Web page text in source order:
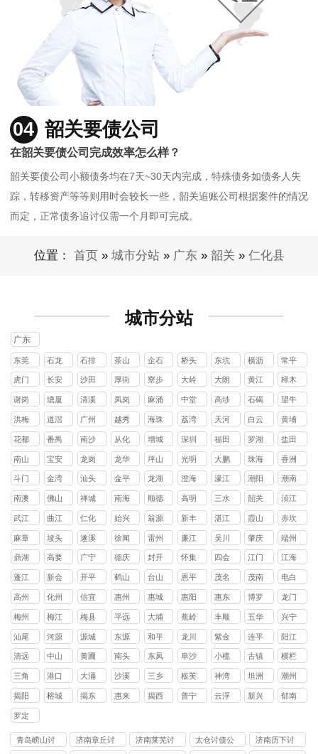
04 韶关要债公司
在韶关要债公司完成效率怎么样？
韶关要债公司小额债务均在7天~30天内完成，特殊债务如债务人失
踪，转移资产等等则用时会较长一些，韶关追账公司根据案件的情况
而定，正常债务追讨仅需一个月即可完成。
位置： 首页 » 城市分站» 广东» 韶关 » 仁化县
城市分站
广东
东莞
石龙
镇
石排
镇
茶山
镇
企石
镇
桥头
镇
东坑
镇
横沥
镇
常平
镇
虎门
镇
长安
镇
沙田
镇
厚街
镇
寮步
镇
大岭
山镇
大朗
镇
黄江
镇
樟木
头镇
谢岗
镇
塘厦
镇
清溪
镇
凤岗
镇
麻涌
镇
中堂
镇
高埗
镇
石碣
镇
望牛
墩镇
洪梅
镇
道滘
镇
广州
越秀
区
海珠
区
荔湾
区
天河
区
白云
区
黄埔
区
花都
区
番禺
区
南沙
区
从化
区
增城
区
深圳
福田
区
罗湖
区
盐田
区
南山
区
宝安
区
龙岗
区
龙华
区
坪山
区
光明
区
大鹏
新区
珠海
香洲
区
斗门
区
金湾
区
汕头
金平
区
龙湖
区
澄海
区
濠江
区
潮阳
区
潮南
区
南澳
县
佛山
禅城
区
南海
区
顺德
区
高明
区
三水
区
韶关
浈江
区
武江
区
曲江
区
仁化
县
始兴
县
翁源
县
新丰
县
湛江
霞山
区
赤坎
区
麻章
区
坡头
区
遂溪
县
徐闻
县
雷州
市
廉江
市
吴川
市
肇庆
端州
区
鼎湖
区
高要
区
广宁
县
德庆
县
封开
县
怀集
县
四会
市
江门
江海
区
蓬江
区
新会
区
开平
县
鹤山
县
台山
县
恩平
县
茂名
茂南
区
电白
区
高州
市
化州
市
信宜
市
惠州
惠城
区
惠阳
区
惠东
县
博罗
县
龙门
县
梅州
梅江
区
梅县
区
平远
县
大埔
县
蕉岭
县
丰顺
县
五华
县
兴宁
市
汕尾 河源
源城
区
东源
县
和平
县
龙川
县
紫金
县
连平
县
阳江
清远 中山
黄圃
镇
南头
镇
东凤
镇
阜沙
镇
小榄
镇
古镇
镇
横栏
镇
三角
镇
港口
镇
大涌
镇
沙溪
镇
三乡
镇
板芙
镇
神湾
镇
坦洲
镇
潮州
揭阳
榕城
揭东
惠来
揭西
普宁
云浮
新兴
郁南
罗定
市
青岛崂山讨
济南章丘讨
济南莱芜讨
太仓讨债公
济南历下讨